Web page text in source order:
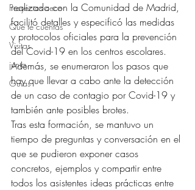
Proyectos cece
Qué te cuentas
Visitas
junta
Guías
realizada con la Comunidad de Madrid,
facilitó detalles y especificó las medidas
y protocolos oficiales para la prevención
del Covid-19 en los centros escolares.
Además, se enumeraron los pasos que
hay que llevar a cabo ante la detección
de un caso de contagio por Covid-19 y
también ante posibles brotes.
Tras esta formación, se mantuvo un
tiempo de preguntas y conversación en el
que se pudieron exponer casos
concretos, ejemplos y compartir entre
todos los asistentes ideas prácticas entre